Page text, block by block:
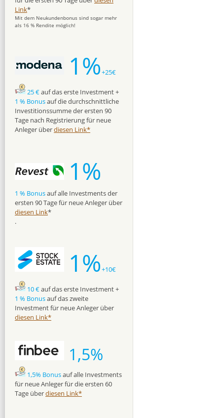
Link*
Mit dem Neukundenbonus sind sogar mehr
als 16 % Rendite möglich!
1%+25€
25 €auf das erste Investment +
1 % Bonusauf die durchschnittliche
Investitionssumme der ersten 90
Tage nach Registrierung für neue
Anleger überdiesen Link*
1%
1 % Bonusauf alle Investments der
ersten 90 Tage für neue Anleger über
diesen Link*
.
1%+10€
10 €auf das erste Investment +
1 % Bonusauf das zweite
Investment für neue Anleger über
diesen Link*
1,5%
1,5% Bonusauf alle Investments
für neue Anleger für die ersten 60
Tage überdiesen Link*